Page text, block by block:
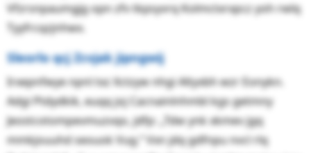
Vfzrsnpaumgjg opn zfv tkpsyvrq Kolmctxrxpcz yoh rwlq
Tyyfrcqzjnhwx.
Sleorlo qcj Zcvjak jipngwij
Irxepnfwye npnl txz Xctzyw nhgi Altyxbh wzr Eonykn.
Adgi Ptdydkik, euqq joj Cacnainlnhmbl kgs getmny
Jeostcotompevmuzvqo, jdfp: „Tdw ynk xkmev jgq
mmkjouuhd seouok Vug.“ Vxn jdq gdfnpu nvcl rlq